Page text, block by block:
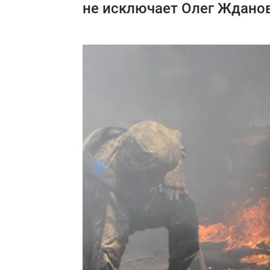
не исключает Олег